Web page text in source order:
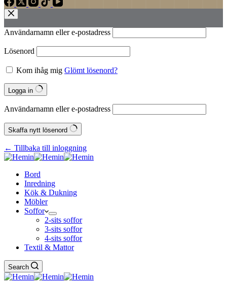
Användarnamn eller e‑postadress
Lösenord
Kom ihåg mig Glömt lösenord?
Logga in
Användarnamn eller e‑postadress
Skaffa nytt lösenord
← Tillbaka till inloggning
Bord
Inredning
Kök & Dukning
Möbler
Soffor
2-sits soffor
3-sits soffor
4-sits soffor
Textil & Mattor
Search